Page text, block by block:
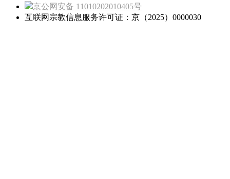
京公网安备 11010202010405号
互联网宗教信息服务许可证：京（2025）0000030